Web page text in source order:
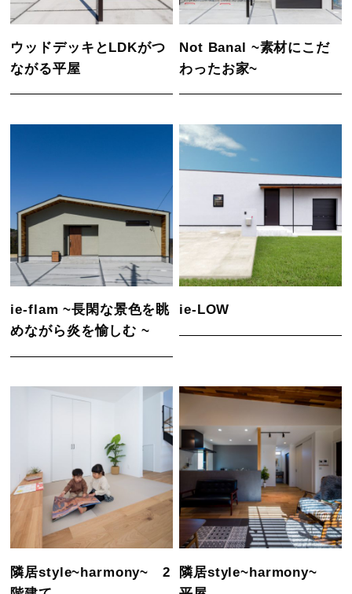
ウッドデッキとLDKがつ
ながる平屋
Not Banal ~素材にこだ
わったお家~
ie-flam ~長閑な景色を眺
めながら炎を愉しむ ~
ie-LOW
隣居style~harmony~ 2
隣居style~harmony~